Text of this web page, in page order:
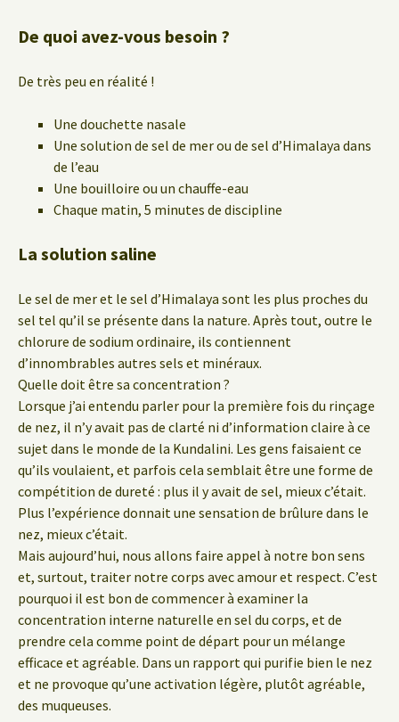
De quoi avez-vous besoin ?
De très peu en réalité !
Une douchette nasale
Une solution de sel de mer ou de sel d’Himalaya dans
de l’eau
Une bouilloire ou un chauffe-eau
Chaque matin, 5 minutes de discipline
La solution saline
Le sel de mer et le sel d’Himalaya sont les plus proches du
sel tel qu’il se présente dans la nature. Après tout, outre le
chlorure de sodium ordinaire, ils contiennent
d’innombrables autres sels et minéraux.
Quelle doit être sa concentration ?
Lorsque j’ai entendu parler pour la première fois du rinçage
de nez, il n’y avait pas de clarté ni d’information claire à ce
sujet dans le monde de la Kundalini. Les gens faisaient ce
qu’ils voulaient, et parfois cela semblait être une forme de
compétition de dureté : plus il y avait de sel, mieux c’était.
Plus l’expérience donnait une sensation de brûlure dans le
nez, mieux c’était.
Mais aujourd’hui, nous allons faire appel à notre bon sens
et, surtout, traiter notre corps avec amour et respect. C’est
pourquoi il est bon de commencer à examiner la
concentration interne naturelle en sel du corps, et de
prendre cela comme point de départ pour un mélange
efficace et agréable. Dans un rapport qui purifie bien le nez
et ne provoque qu’une activation légère, plutôt agréable,
des muqueuses.